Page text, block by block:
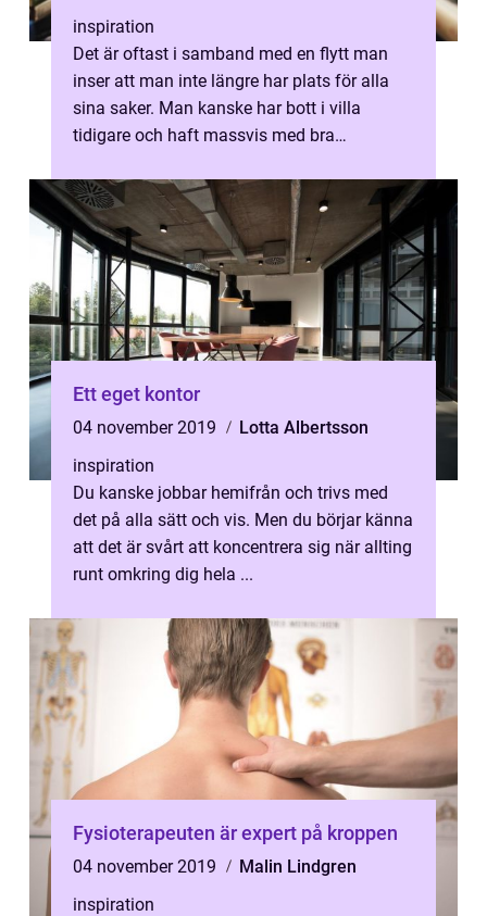
inspiration
Det är oftast i samband med en flytt man
inser att man inte längre har plats för alla
sina saker. Man kanske har bott i villa
tidigare och haft massvis med bra
Ett eget kontor
04 november 2019
Lotta Albertsson
inspiration
Du kanske jobbar hemifrån och trivs med
det på alla sätt och vis. Men du börjar känna
att det är svårt att koncentrera sig när allting
runt omkring dig hela ...
Fysioterapeuten är expert på kroppen
04 november 2019
Malin Lindgren
inspiration